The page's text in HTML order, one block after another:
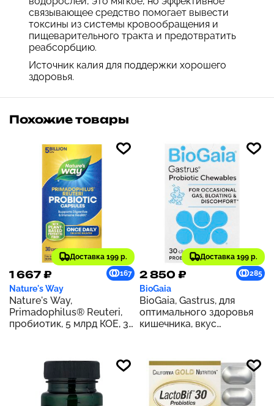
связывающее средство помогает вывести
токсины из системы кровообращения и
пищеварительного тракта и предотвратить
реабсорбцию.
Источник калия для поддержки хорошего
здоровья.
Похожие товары
Доставка 199 р.
1 667 ₽ 167
Nature's Way
Nature's Way,
Primadophilus® Reuteri,
пробиотик, 5 млрд КОЕ, 30
Доставка 199 р.
2 850 ₽ 285
BioGaia
BioGaia, Gastrus, для
оптимального здоровья
кишечника, вкус